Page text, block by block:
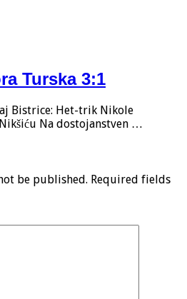
Turska 3:1
Bistrice: Het-trik Nikole
Na dostojanstven …
be published. Required fields